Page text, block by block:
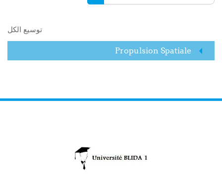
البحث في المقررات الدراسية
توسيع الكل
Propulsion Spatiale